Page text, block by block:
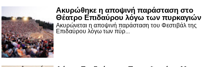
Ακυρώθηκε η αποψινή παράσταση στο
Θέατρο Επιδαύρου λόγω των πυρκαγιών
Ακυρώνεται η αποψινή παράσταση του Φεστιβάλ της
Επιδαύρου λόγω των πύρ...